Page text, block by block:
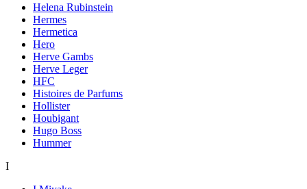
Helena Rubinstein
Hermes
Hermetica
Hero
Herve Gambs
Herve Leger
HFC
Histoires de Parfums
Hollister
Houbigant
Hugo Boss
Hummer
I